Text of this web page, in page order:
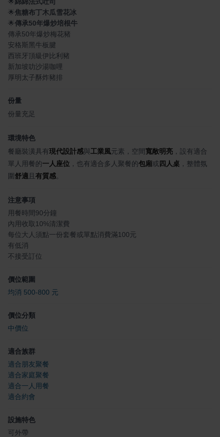
🌟焦糖布丁木瓜雪花冰
🌟傳承50年爆炒培根牛
傳承50年爆炒梅花豬
安格斯黑牛板腱
西班牙頂級伊比利豬
新加坡叻沙湯咖哩
厚明太子酥炸豬排
份量
份量充足
環境特色
餐廳裝潢具有現代設計感與工業風元素，空間寬敞明亮 ，設有適合
單人用餐的一人座位 ，也有適合多人聚餐的包廂或 四人桌 ，整體氛
圍舒適 且 有質感
注意事項
用餐時間90分鐘
內用收取10%清潔費
每位大人須點一份套餐或單點消費滿100元
有低消
不接受訂位
價位範圍
均消 500-800 元
價位分類
中價位
適合族群
適合朋友聚餐
適合家庭聚餐
適合一人用餐
適合約會
設施特色
可外帶